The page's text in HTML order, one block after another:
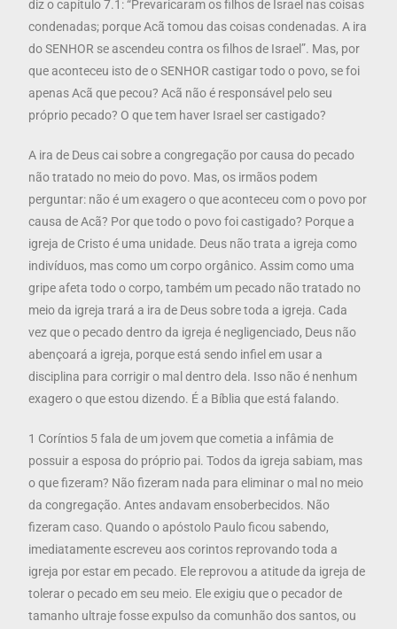
diz o capítulo 7.1: “Prevaricaram os filhos de Israel nas coisas
condenadas; porque Acã tomou das coisas condenadas. A ira
do SENHOR se ascendeu contra os filhos de Israel”. Mas, por
que aconteceu isto de o SENHOR castigar todo o povo, se foi
apenas Acã que pecou? Acã não é responsável pelo seu
próprio pecado? O que tem haver Israel ser castigado?
A ira de Deus cai sobre a congregação por causa do pecado
não tratado no meio do povo. Mas, os irmãos podem
perguntar: não é um exagero o que aconteceu com o povo por
causa de Acã? Por que todo o povo foi castigado? Porque a
igreja de Cristo é uma unidade. Deus não trata a igreja como
indivíduos, mas como um corpo orgânico. Assim como uma
gripe afeta todo o corpo, também um pecado não tratado no
meio da igreja trará a ira de Deus sobre toda a igreja. Cada
vez que o pecado dentro da igreja é negligenciado, Deus não
abençoará a igreja, porque está sendo infiel em usar a
disciplina para corrigir o mal dentro dela. Isso não é nenhum
exagero o que estou dizendo. É a Bíblia que está falando.
1 Coríntios 5 fala de um jovem que cometia a infâmia de
possuir a esposa do próprio pai. Todos da igreja sabiam, mas
o que fizeram? Não fizeram nada para eliminar o mal no meio
da congregação. Antes andavam ensoberbecidos. Não
fizeram caso. Quando o apóstolo Paulo ficou sabendo,
imediatamente escreveu aos corintos reprovando toda a
igreja por estar em pecado. Ele reprovou a atitude da igreja de
tolerar o pecado em seu meio. Ele exigiu que o pecador de
tamanho ultraje fosse expulso da comunhão dos santos, ou